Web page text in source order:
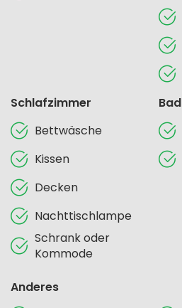
Schlafzimmer
Bettwäsche
Kissen
Decken
Nachttischlampe
Schrank oder
Kommode
Bad
Anderes